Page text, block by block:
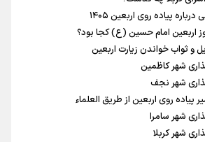
برگردیم
پیاده روی اربعین ۱۴۰۵
اربعین امام حسین (ع) کجا بود؟
و ثواب خواندن زیارت اربعین
شهر کاظمین
شهر نجف
پیاده روی اربعین از طریق العلماء
شهر سامرا
شهر کربلا